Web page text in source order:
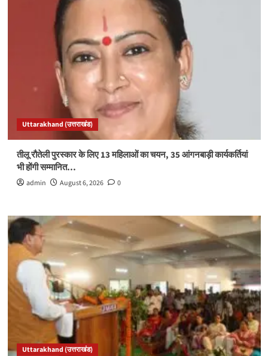
Uttarakhand (उत्तराखंड)
तीलू रौतेली पुरस्कार के लिए 13 महिलाओं का चयन, 35 आंगनबाड़ी कार्यकर्तियां
भी होंगी सम्मानित…
admin August 6, 2026 0
Uttarakhand (उत्तराखंड)